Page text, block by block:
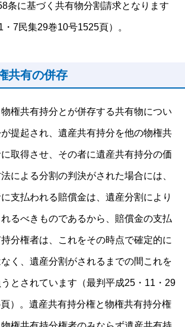
条に基づく共有物分割請求となります
・7民集29巻10号1525頁）。
共有の併存
権共有持分とが併存する共有物につい
提起され、遺産共有持分を他の物権共
取得させ、その者に遺産共有持分の価
による分割の判決がされた場合には、
支払われる賠償金は、遺産分割により
るべきものであるから、賠償金の支払
分権者は、これをその時点で確定的に
く、遺産分割がされるまでの間これを
とされています（最判平成25・11・29
）。遺産共有持分権と物権共有持分権